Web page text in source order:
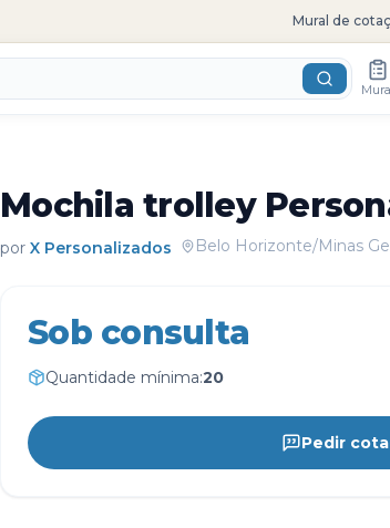
Mural de
Mochila trolley
por X Personalizados Belo Horizonte/Minas
Sob consulta
Quantidade mínima:20
Pedir